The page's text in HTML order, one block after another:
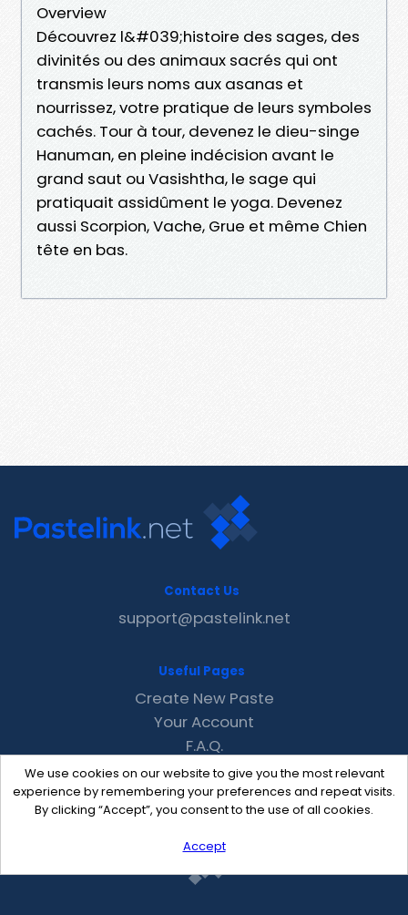
Overview
Découvrez l&#039;histoire des sages, des
divinités ou des animaux sacrés qui ont
transmis leurs noms aux asanas et
nourrissez, votre pratique de leurs symboles
cachés. Tour à tour, devenez le dieu-singe
Hanuman, en pleine indécision avant le
grand saut ou Vasishtha, le sage qui
pratiquait assidûment le yoga. Devenez
aussi Scorpion, Vache, Grue et même Chien
tête en bas.
We use cookies on our website to give you the most relevant
experience by remembering your preferences and repeat visits.
By clicking “Accept”, you consent to the use of all cookies.
Accept
Contact Us
support@pastelink.net
Useful Pages
Create New Paste
Your Account
F.A.Q.
Recent
Contact